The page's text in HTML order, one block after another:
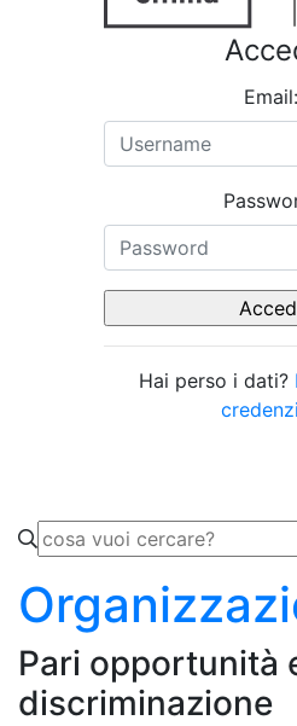
Email:
Hai perso i dati?
Pari opportunità
discriminazione